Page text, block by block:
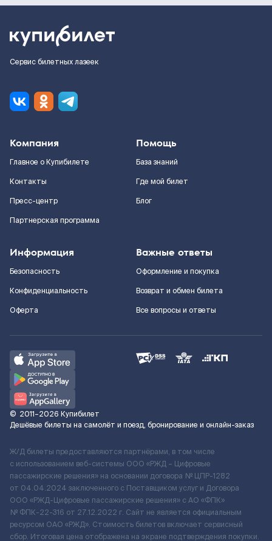
Сервис билетных лазеек
Компания
Главное о Купибилете
Контакты
Пресс-центр
Партнерская программа
Помощь
База знаний
Где мой билет
Блог
Информация
Безопасность
Конфиденциальность
Оферта
Важные ответы
Оформление и покупка
Возврат и обмен билета
Все вопросы и ответы
© 2011–2026 Купибилет
Дешёвые билеты на самолёт и поезд, бронирование и онлайн-заказ
Ж/Д билеты предоставляются партнёрами, в том числе
с использованием веб-системы ООО «РЖД – Цифровые
пассажирские решения» на основании договора № ЦПР-1282
от 04.04.2024 заключенного с Поставщиком услуг и Договора
ООО «РЖД-Цифровые пассажирские решения» c АО «ФПК»
№ ФПК-22-316 от 27.12.2022 г. Сайт не является официальным
ресурсом ОАО «РЖД». Стоимость билетов включает сервисный
сбор. Итоговая цена отображена на экране подтверждения покупки.